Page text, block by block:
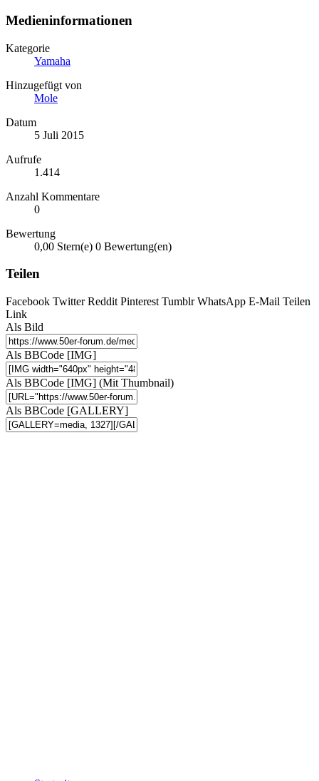
Medieninformationen
Kategorie
Yamaha
Hinzugefügt von
Mole
Datum
5 Juli 2015
Aufrufe
1.414
Anzahl Kommentare
0
Bewertung
0,00 Stern(e) 0 Bewertung(en)
Teilen
Facebook Twitter Reddit Pinterest Tumblr WhatsApp E-Mail Teilen
Link
Als Bild
Als BBCode [IMG]
Als BBCode [IMG] (Mit Thumbnail)
Als BBCode [GALLERY]